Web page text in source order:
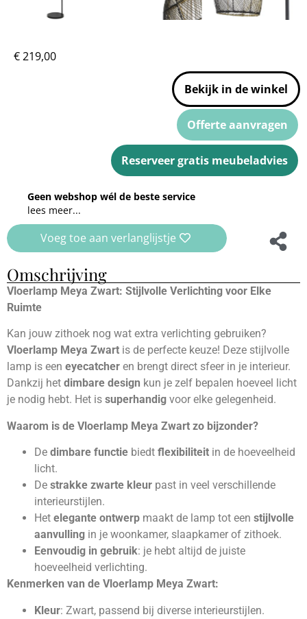
€219,00
Bekijk in de winkel
Offerte aanvragen
Reserveer gratis meubeladvies
Geen webshop wél de beste service
lees meer...
Voeg toe aan verlanglijstje
Omschrijving
Vloerlamp Meya Zwart: Stijlvolle Verlichting voor Elke
Ruimte
Kan jouw zithoek nog wat extra verlichting gebruiken?
Vloerlamp Meya Zwart is de perfecte keuze! Deze stijlvolle
lamp is een eyecatcher en brengt direct sfeer in je interieur.
Dankzij het dimbare design kun je zelf bepalen hoeveel licht
je nodig hebt. Het is superhandig voor elke gelegenheid.
Waarom is de Vloerlamp Meya Zwart zo bijzonder?
De dimbare functie biedt flexibiliteit in de hoeveelheid
licht.
De strakke zwarte kleur past in veel verschillende
interieurstijlen.
Het elegante ontwerp maakt de lamp tot een stijlvolle
aanvulling in je woonkamer, slaapkamer of zithoek.
Eenvoudig in gebruik: je hebt altijd de juiste
hoeveelheid verlichting.
Kenmerken van de Vloerlamp Meya Zwart:
Kleur: Zwart, passend bij diverse interieurstijlen.